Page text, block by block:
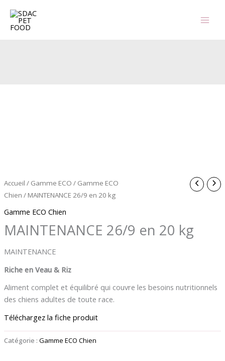
contenu
Accueil / Gamme ECO / Gamme ECO
Chien / MAINTENANCE 26/9 en 20 kg
Gamme ECO Chien
MAINTENANCE 26/9 en 20 kg
MAINTENANCE
Riche en Veau & Riz
Aliment complet et équilibré qui couvre les besoins nutritionnels
des chiens adultes de toute race.
Téléchargez la fiche produit
Catégorie : Gamme ECO Chien